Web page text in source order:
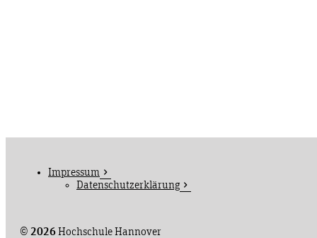
© 2026Hochschule Hannover
Impressum
Datenschutzerklärung